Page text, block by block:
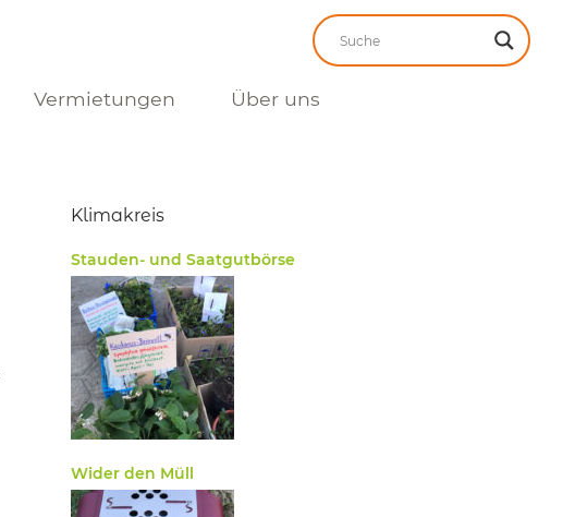
Vermietungen Über uns
Klimakreis
Stauden- und Saatgutbörse
Wider den Müll